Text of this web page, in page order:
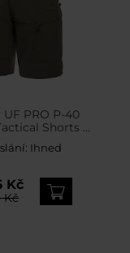
UF PRO P-40
Shorts –
Grey
Ihned
Kč
Kč